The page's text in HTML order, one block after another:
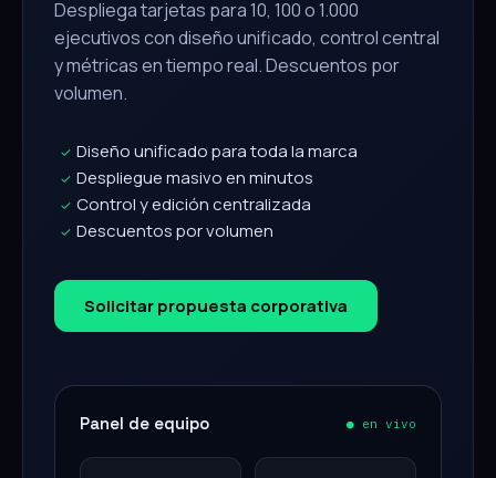
Despliega tarjetas para 10, 100 o 1.000
ejecutivos con diseño unificado, control central
y métricas en tiempo real. Descuentos por
volumen.
✓ Diseño unificado para toda la marca
✓ Despliegue masivo en minutos
✓ Control y edición centralizada
✓ Descuentos por volumen
Solicitar propuesta corporativa
Panel de equipo ● en vivo